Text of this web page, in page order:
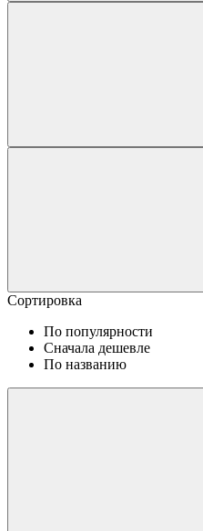
Сортировка
По популярности
Сначала дешевле
По названию